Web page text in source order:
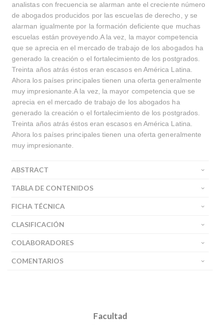
analistas con frecuencia se alarman ante el creciente número
de abogados producidos por las escuelas de derecho, y se
alarman igualmente por la formación deficiente que muchas
escuelas están proveyendo.A la vez, la mayor competencia
que se aprecia en el mercado de trabajo de los abogados ha
generado la creación o el fortalecimiento de los postgrados.
Treinta años atrás éstos eran escasos en América Latina.
Ahora los países principales tienen una oferta generalmente
muy impresionante.A la vez, la mayor competencia que se
aprecia en el mercado de trabajo de los abogados ha
generado la creación o el fortalecimiento de los postgrados.
Treinta años atrás éstos eran escasos en América Latina.
Ahora los países principales tienen una oferta generalmente
muy impresionante.
ABSTRACT
TABLA DE CONTENIDOS
FICHA TÉCNICA
CLASIFICACIÓN
COLABORADORES
COMENTARIOS
Facultad